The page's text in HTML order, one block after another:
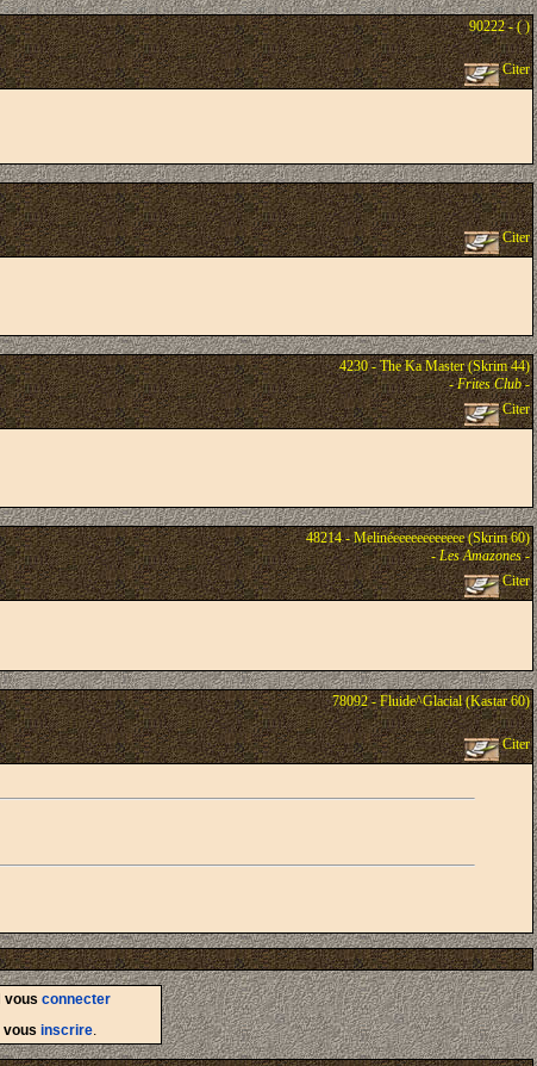
90222 - ( )
Citer
Citer
4230 - The Ka Master (Skrim 44)
-Frites Club-
Citer
48214 - Melinéeeeeeeeeeeee (Skrim 60)
-Les Amazones-
Citer
78092 - Fluide^Glacial (Kastar 60)
Citer
vous connecter
vous inscrire.